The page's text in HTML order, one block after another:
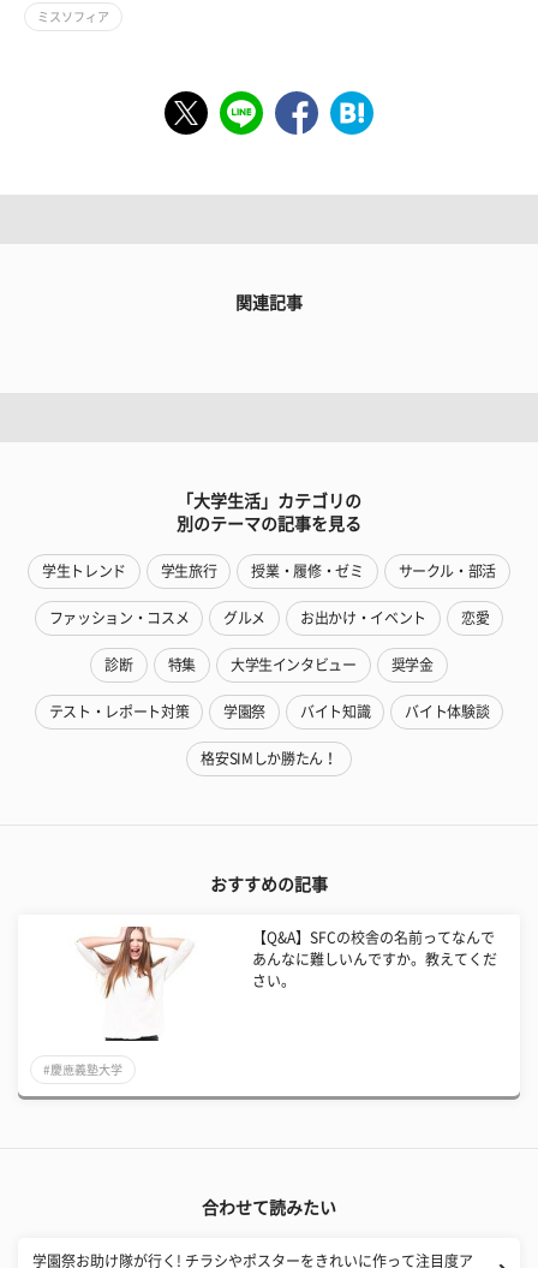
ミスソフィア
関連記事
「大学生活」カテゴリの
別のテーマの記事を見る
学生トレンド 学生旅行 授業・履修・ゼミ サークル・部活
ファッション・コスメ グルメ お出かけ・イベント 恋愛
診断 特集 大学生インタビュー 奨学金
テスト・レポート対策 学園祭 バイト知識 バイト体験談
格安SIMしか勝たん！
おすすめの記事
【Q&A】SFCの校舎の名前ってなんで
あんなに難しいんですか。教えてくだ
さい。
#慶應義塾大学
合わせて読みたい
学園祭お助け隊が行く! チラシやポスターをきれいに作って注目度ア